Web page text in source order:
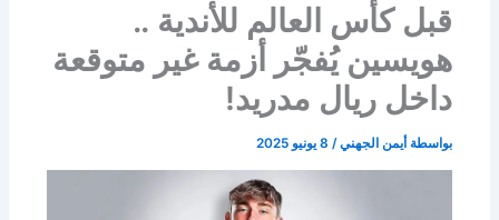
قبل كأس العالم للأندية ..
هويسين يُفجّر أزمة غير متوقعة
داخل ريال مدريد!
بواسطة أيمن الجهني/ 8 يونيو 2025